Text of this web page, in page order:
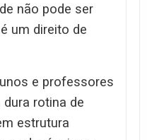
não pode ser
um direito de
e professores
rotina de
estrutura